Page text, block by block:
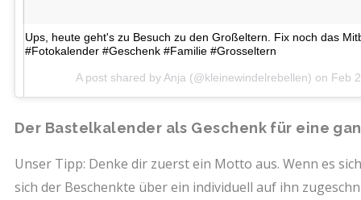
Ups, heute geht's zu Besuch zu den Großeltern. Fix noch das
#Fotokalender #Geschenk #Familie #Grosseltern
A post shared by Anja (@kleinewindelrebellen) on Feb
Der Bastelkalender als Geschenk für eine
Unser Tipp: Denke dir zuerst ein Motto aus. Wenn es
sich der Beschenkte über ein individuell auf ihn